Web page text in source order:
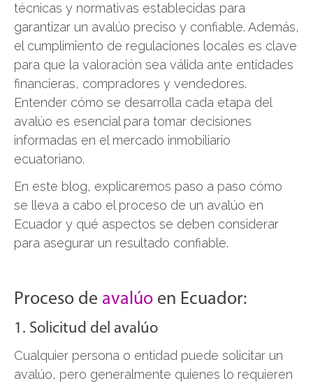
técnicas y normativas establecidas para
garantizar un avalúo preciso y confiable. Además,
el cumplimiento de regulaciones locales es clave
para que la valoración sea válida ante entidades
financieras, compradores y vendedores.
Entender cómo se desarrolla cada etapa del
avalúo es esencial para tomar decisiones
informadas en el mercado inmobiliario
ecuatoriano.
En este blog, explicaremos paso a paso cómo
se lleva a cabo el proceso de un avalúo en
Ecuador y qué aspectos se deben considerar
para asegurar un resultado confiable.
Proceso de avalúo en Ecuador:
1. Solicitud del avalúo
Cualquier persona o entidad puede solicitar un
avalúo, pero generalmente quienes lo requieren